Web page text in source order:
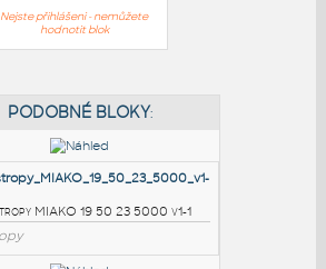
Nejste přihlášeni - nemůžete
hodnotit blok